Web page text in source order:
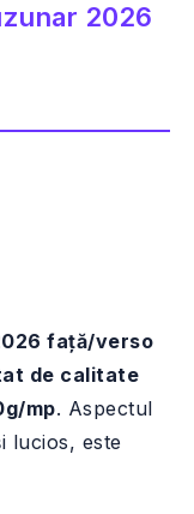
2026
față/verso
de calitate
mp. Aspectul
lucios, este